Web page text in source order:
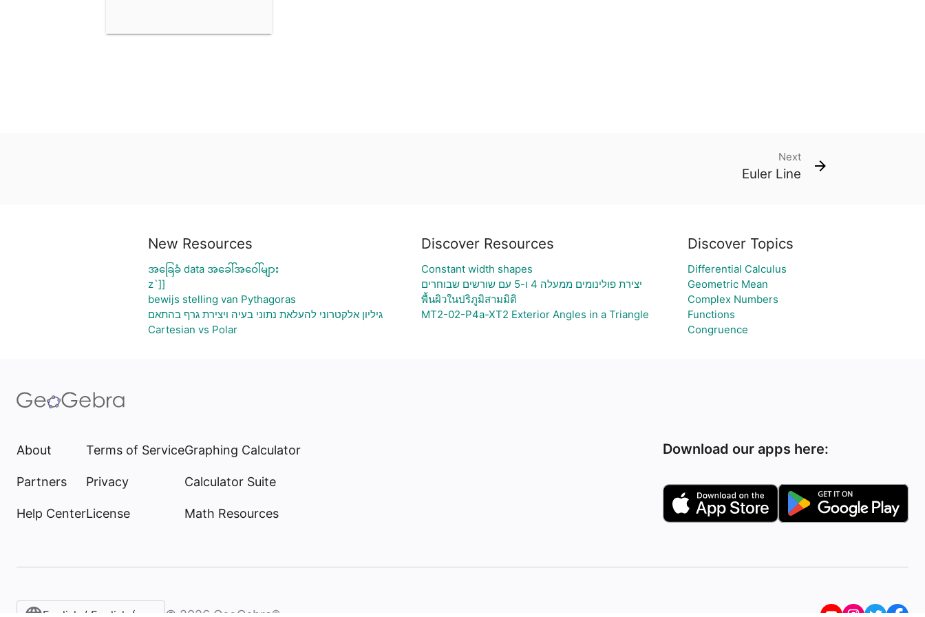
Next
Euler Line
New Resources
အခြေခံ data အခေါ်အဝေါ်များ
z`]]
bewijs stelling van Pythagoras
גיליון אלקטרוני להעלאת נתוני בעיה ויצירת גרף בהתאם
Cartesian vs Polar
Discover Resources
Constant width shapes
יצירת פולינומים ממעלה 4 ו-5 עם שורשים שבוחרים
พื้นผิวในปริภูมิสามมิติ
MT2-02-P4a-XT2 Exterior Angles in a Triangle
Discover Topics
Differential Calculus
Geometric Mean
Complex Numbers
Functions
Congruence
About
Partners
Help Center
Terms of Service
Privacy
License
Graphing Calculator
Calculator Suite
Math Resources
Download our apps here: